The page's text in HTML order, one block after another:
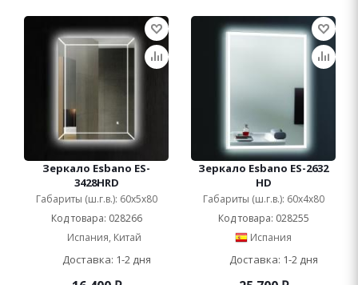
Зеркало Esbano ES-
3428HRD
Габариты (ш.г.в.): 60x5x80
Код товара: 028266
Испания, Китай
Доставка: 1-2 дня
Зеркало Esbano ES-2632
HD
Габариты (ш.г.в.): 60x4x80
Код товара: 028255
Испания
Доставка: 1-2 дня